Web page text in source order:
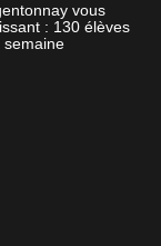
vous
: 130 élèves
semaine